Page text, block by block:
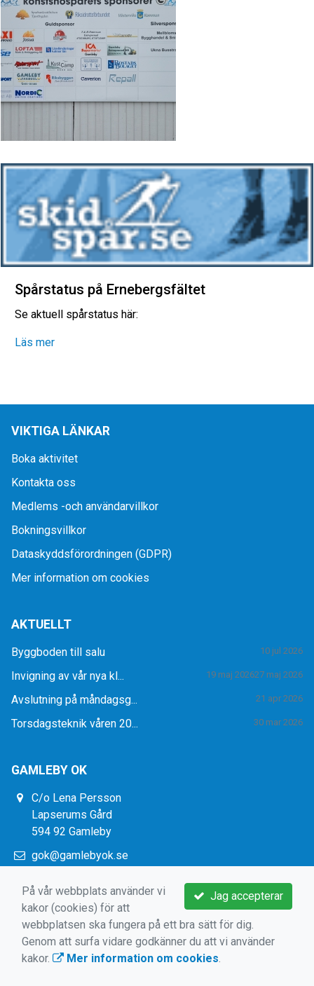
Spårstatus på Ernebergsfältet
Se aktuell spårstatus här:
Läs mer
VIKTIGA LÄNKAR
Boka aktivitet
Kontakta oss
Medlems -och användarvillkor
Bokningsvillkor
Dataskyddsförordningen (GDPR)
Mer information om cookies
AKTUELLT
Byggboden till salu 10 jul 2026
27 maj 2026
Invigning av vår nya kl... 19 maj 2026
Avslutning på måndagsg... 21 apr 2026
Torsdagsteknik våren 20... 30 mar 2026
GAMLEBY OK
C/o Lena Persson
Lapserums Gård
594 92 Gamleby
gok@gamlebyok.se
Jag accepterar
På vår webbplats använder vi
kakor (cookies) för att
webbplatsen ska fungera på ett bra sätt för dig.
Genom att surfa vidare godkänner du att vi använder
kakor.
Mer information om cookies.